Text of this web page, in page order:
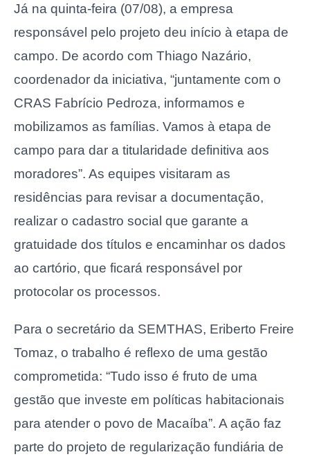
Já na quinta-feira (07/08), a empresa
responsável pelo projeto deu início à etapa de
campo. De acordo com Thiago Nazário,
coordenador da iniciativa, “juntamente com o
CRAS Fabrício Pedroza, informamos e
mobilizamos as famílias. Vamos à etapa de
campo para dar a titularidade definitiva aos
moradores”. As equipes visitaram as
residências para revisar a documentação,
realizar o cadastro social que garante a
gratuidade dos títulos e encaminhar os dados
ao cartório, que ficará responsável por
protocolar os processos.
Para o secretário da SEMTHAS, Eriberto Freire
Tomaz, o trabalho é reflexo de uma gestão
comprometida: “Tudo isso é fruto de uma
gestão que investe em políticas habitacionais
para atender o povo de Macaíba”. A ação faz
parte do projeto de regularização fundiária de